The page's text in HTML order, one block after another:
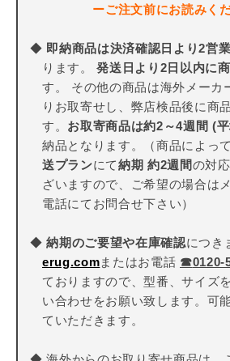
ーご注文前にお読みく
◆ 即納商品は決済確認日より2営
ります。発送日より2日以内に
す。 その他の商品は海外メーカ
りお取寄せし、弊店検品後に商
す。 お取寄商品は約2～4週間 (
納品となります。（商品によっ
送プランにて納期 約2週間の対
ざいますので、ご希望の場合は
電話にてお問合せ下さい）
◆納期のご要望や在庫確認につき
erug.comまたはお電話 ☎0120-
ておりますので、型番、サイズ
い合わせをお願い致します。可
ていただきます。